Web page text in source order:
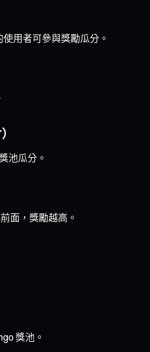
用者可參與獎勵瓜分。
池瓜分。
面，獎勵越高。
獎池。